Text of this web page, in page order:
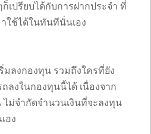
ปรียบได้กับการฝากประจำ ที่
ใช้ได้ในทันทีนั่นเอง
มลงกองทุน รวมถึงใครที่ยัง
ลงในกองทุนนี้ได้ เนื่องจาก
ม่จำกัดจำนวนเงินที่จะลงทุน
อง